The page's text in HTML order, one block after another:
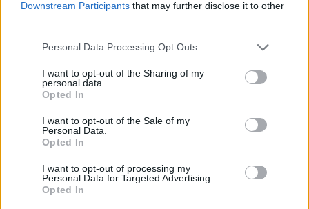
Downstream Participants that may further disclose it to other
Please note that this website/app uses one or more Google
not limited to your visit or usage behaviour. You may click to
grant or deny consent to Google and its third-party tags to
use your data for below specified purposes in below Google
consent section.
Personal Data Processing Opt Outs
I want to opt-out of the Sharing of my
personal data.
Opted In
I want to opt-out of the Sale of my
Personal Data.
Opted In
I want to opt-out of processing my
Personal Data for Targeted Advertising.
Opted In
Számunkra ez a megmozdulás nem elsősorban
pártpolitikai kérdés. Azért veszünk részt rajta, mert
úgy gondoljuk, hogy a jogállamiság és az
alkotmányos intézmények függetlensége minden
magyar állampolgár közös ügye, függetlenül attól,